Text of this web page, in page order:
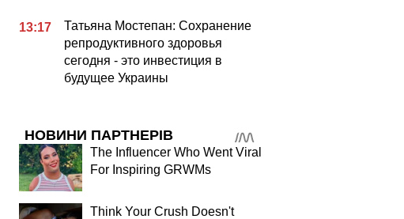
13:17
Татьяна Мостепан: Сохранение
репродуктивного здоровья
сегодня - это инвестиция в
будущее Украины
НОВИНИ ПАРТНЕРІВ
The Influencer Who Went Viral
For Inspiring GRWMs
Think Your Crush Doesn't